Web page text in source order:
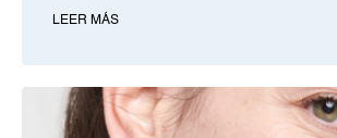
LEER MÁS